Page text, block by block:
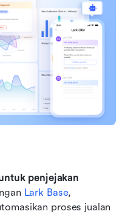
penjejakan
Lark Base,
proses jualan